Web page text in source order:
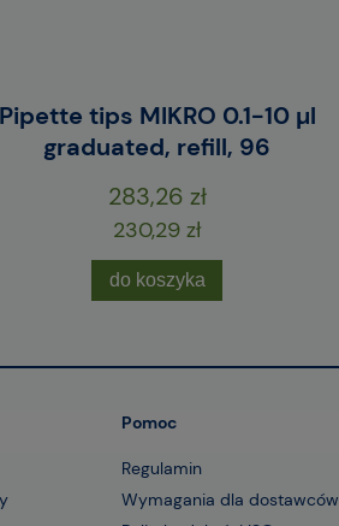
Pipette tips MIKRO 0.1-10 µl
graduated, refill, 96
283,26 zł
230,29 zł
do koszyka
Pomoc
Regulamin
Wymagania dla dostawców